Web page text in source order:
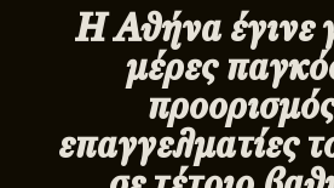
Η Αθήνα έγινε
μέρες
επαγγελματίες